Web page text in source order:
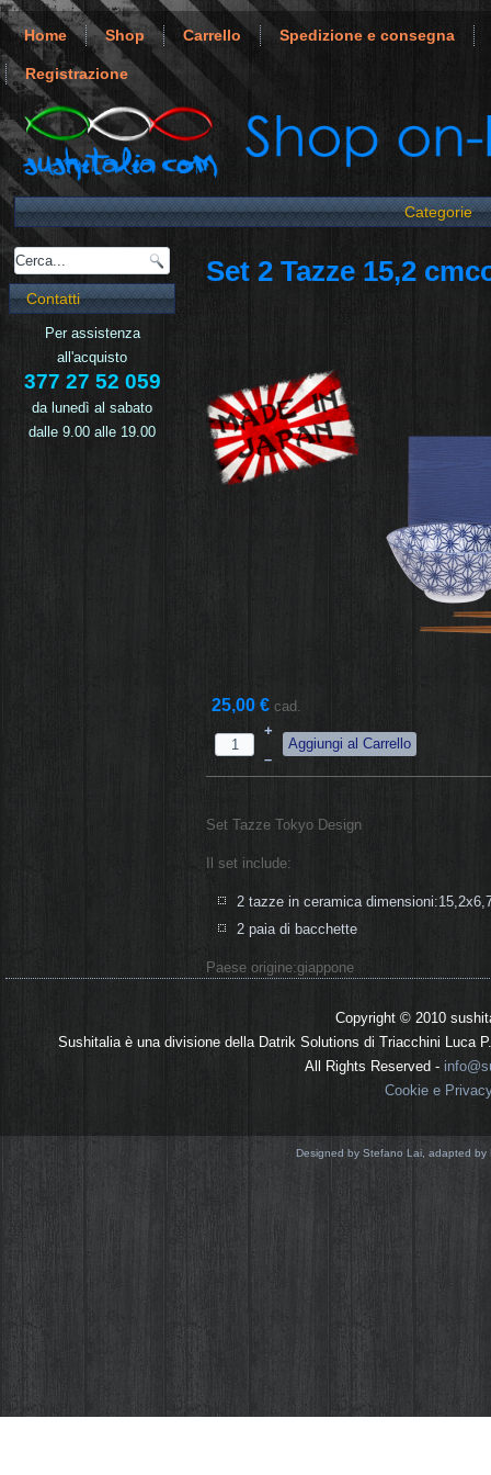
Home Shop Carrello Spedizione e consegna
Registrazione
Categorie
Contatti
Per assistenza
all'acquisto
377 27 52 059
da lunedì al sabato
dalle 9.00 alle 19.00
Set 2 Tazze 15,2
25,00 € cad.
+
–
Set Tazze Tokyo Design
Il set include:
2 tazze in ceramica
2 paia di bacchette
Paese origine:giappone
Copyright © 2010
Sushitalia è una divisione della Datrik Solutions di Triacchini Luca
All Rights Reserved -
Cookie e
Designed by Stefano Lai, adapted by